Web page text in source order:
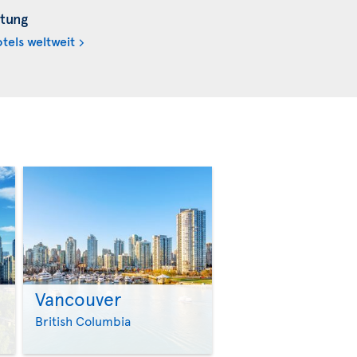
weltweit
>
Vancouver
British Columbia